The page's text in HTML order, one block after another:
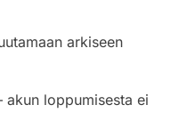
arkiseen
akun loppumisesta ei